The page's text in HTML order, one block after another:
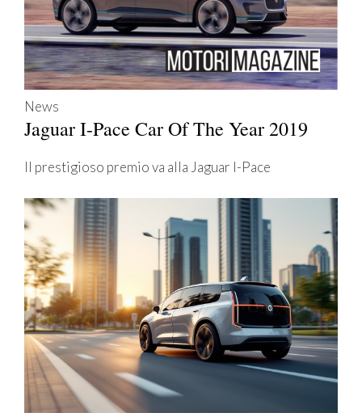
News
Jaguar I-Pace Car Of The Year 2019
Il prestigioso premio va alla Jaguar I-Pace